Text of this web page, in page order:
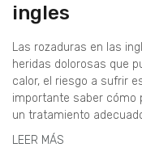
ingles
Las rozaduras en las
heridas dolorosas que
calor, el riesgo a sufrir
importante saber cómo
un tratamiento
LEER MÁS